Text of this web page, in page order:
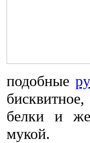
подобные
белки и
мукой.